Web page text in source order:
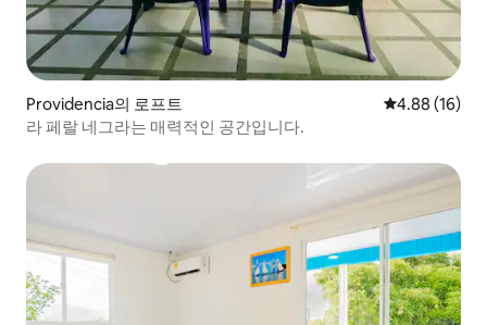
Providencia의 로프트 평점 4.88점(5
4.88 (16)
라 페랄 네그라는 매력적인 공간입니다.